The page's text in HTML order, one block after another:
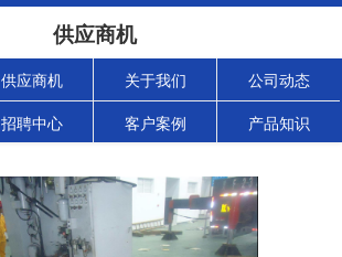
供应商机
供应商机 关于我们 公司动态
招聘中心 客户案例 产品知识